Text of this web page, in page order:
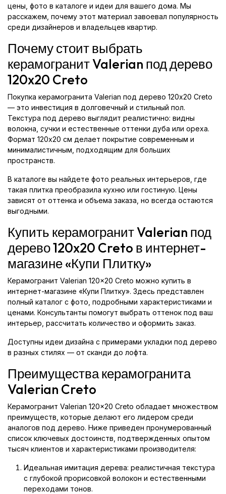
цены, фото в каталоге и идеи для вашего дома. Мы
расскажем, почему этот материал завоевал популярность
среди дизайнеров и владельцев квартир.
Почему стоит выбрать
керамогранит Valerian под дерево
120x20 Creto
Покупка керамогранита Valerian под дерево 120x20 Creto
— это инвестиция в долговечный и стильный пол.
Текстура под дерево выглядит реалистично: видны
волокна, сучки и естественные оттенки дуба или ореха.
Формат 120x20 см делает покрытие современным и
минималистичным, подходящим для больших
пространств.
В каталоге вы найдете фото реальных интерьеров, где
такая плитка преобразила кухню или гостиную. Цены
зависят от оттенка и объема заказа, но всегда остаются
выгодными.
Купить керамогранит Valerian под
дерево 120x20 Creto в интернет-
магазине «Купи Плитку»
Керамогранит Valerian 120x20 Creto можно купить в
интернет-магазине «Купи Плитку». Здесь представлен
полный каталог с фото, подробными характеристиками и
ценами. Консультанты помогут выбрать оттенок под ваш
интерьер, рассчитать количество и оформить заказ.
Доступны идеи дизайна с примерами укладки под дерево
в разных стилях — от сканди до лофта.
Преимущества керамогранита
Valerian Creto
Керамогранит Valerian 120x20 Creto обладает множеством
преимуществ, которые делают его лидером среди
аналогов под дерево. Ниже приведен пронумерованный
список ключевых достоинств, подтвержденных опытом
тысяч клиентов и характеристиками производителя:
Идеальная имитация дерева: реалистичная текстура
с глубокой прорисовкой волокон и естественными
переходами тонов.